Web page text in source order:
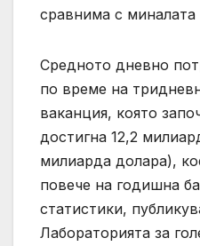
сравнима с миналата
Средното дневно
по време на
ваканция, която
достигна 12,2
милиарда долара),
повече на годишна
статистики,
Лабораторията за